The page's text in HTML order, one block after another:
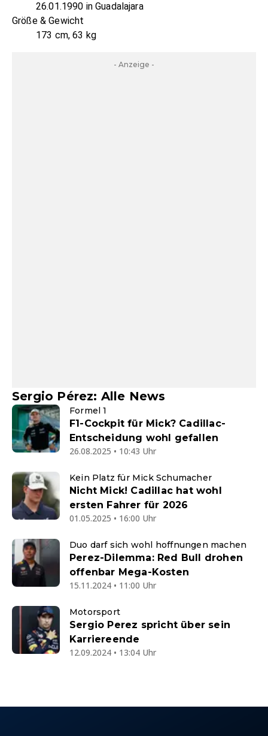
26.01.1990 in Guadalajara
Größe & Gewicht
173 cm, 63 kg
- Anzeige -
Sergio Pérez: Alle News
Formel 1
F1-Cockpit für Mick? Cadillac-
Entscheidung wohl gefallen
26.08.2025 • 10:43 Uhr
Kein Platz für Mick Schumacher
Nicht Mick! Cadillac hat wohl
ersten Fahrer für 2026
01.05.2025 • 16:00 Uhr
Duo darf sich wohl hoffnungen machen
Perez-Dilemma: Red Bull drohen
offenbar Mega-Kosten
15.11.2024 • 11:00 Uhr
Motorsport
Sergio Perez spricht über sein
Karriereende
12.09.2024 • 13:04 Uhr